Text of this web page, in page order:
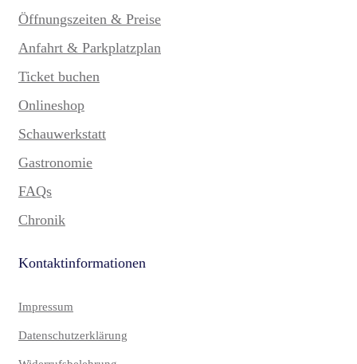
Öffnungszeiten & Preise
Anfahrt & Parkplatzplan
Ticket buchen
Onlineshop
Schauwerkstatt
Gastronomie
FAQs
Chronik
Kontaktinformationen
Impressum
Datenschutzerklärung